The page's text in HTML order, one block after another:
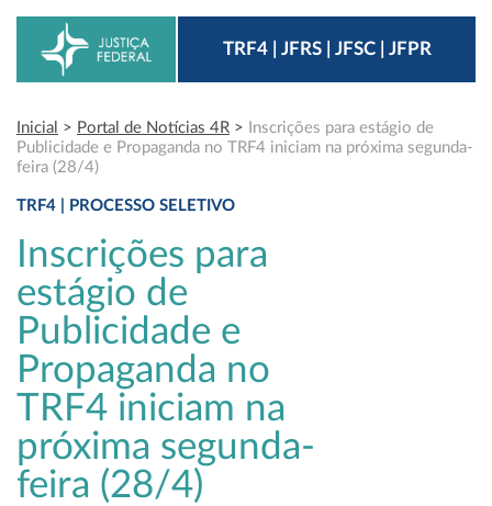
TRF4 | JFRS | JFSC | JFPR
Inicial > Portal de Notícias 4R >
Inscrições para estágio de
Publicidade e Propaganda no TRF4 iniciam na próxima segunda-
feira (28/4)
TRF4 | PROCESSO SELETIVO
Inscrições para
estágio de
Publicidade e
Propaganda no
TRF4 iniciam na
próxima segunda-
feira (28/4)